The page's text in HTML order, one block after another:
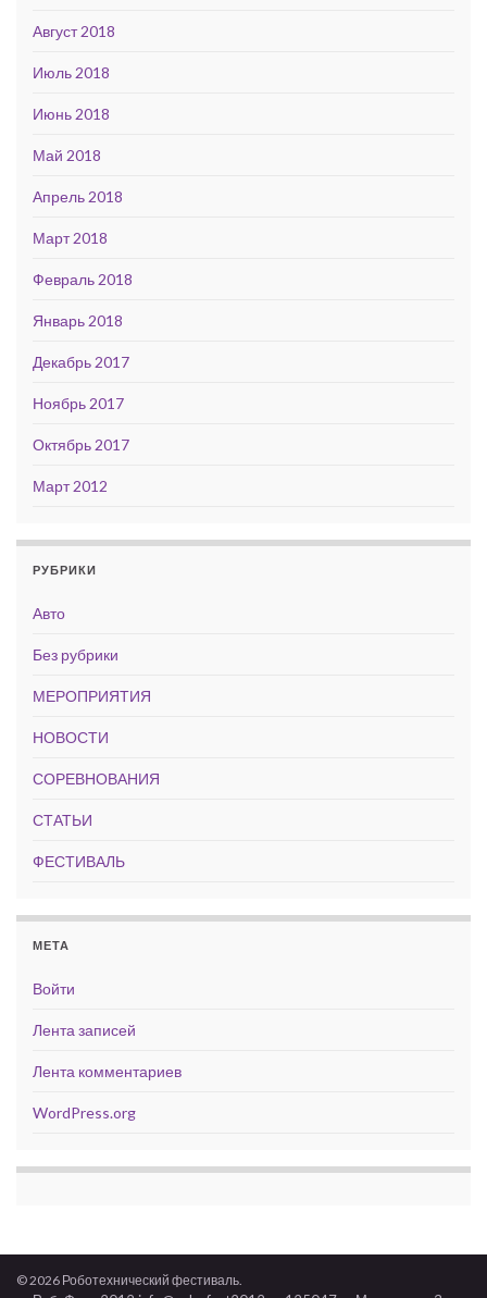
Август 2018
Июль 2018
Июнь 2018
Май 2018
Апрель 2018
Март 2018
Февраль 2018
Январь 2018
Декабрь 2017
Ноябрь 2017
Октябрь 2017
Март 2012
РУБРИКИ
Авто
Без рубрики
МЕРОПРИЯТИЯ
НОВОСТИ
СОРЕВНОВАНИЯ
СТАТЬИ
ФЕСТИВАЛЬ
МЕТА
Войти
Лента записей
Лента комментариев
WordPress.org
© 2026 Роботехнический фестиваль.